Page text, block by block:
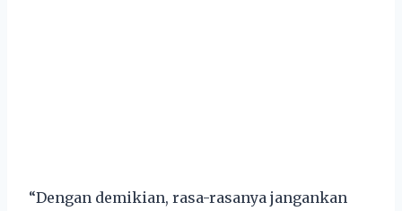
“Dengan demikian, rasa-rasanya jangankan